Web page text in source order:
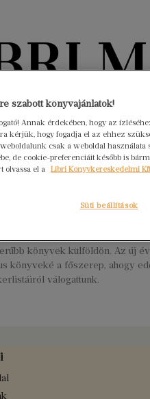
Interjúk Beleolvasó
könyvek külföldön. Az új
könyveké a főszerep, ahogy
válogattunk.
szabott könyvajánlatok!
Annak érdekében, hogy az
kérjük, hogy fogadja el az ehhez
csak a weboldal használata
de cookie-preferenciáit később is
olvassa el a Libri Könyvkereskedelmi
Süti beállítások